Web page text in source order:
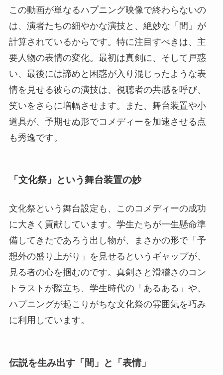
この動画が単なるハプニング映像で終わらないの
は、演者たちの細やかな演技と、絶妙な「間」が
計算されているからです。特に注目すべきは、主
要人物の表情の変化。最初は真剣に、そして戸惑
い、最後には諦めと困惑が入り混じったような表
情を見せる彼らの演技は、視聴者の共感を呼び、
笑いをさらに増幅させます。また、舞台装置や小
道具が、予期せぬ形でコメディーを加速させる点
も秀逸です。
「文化祭」という舞台装置の妙
文化祭という舞台設定も、このコメディーの成功
に大きく貢献しています。学生たちが一生懸命準
備してきたであろう出し物が、まさかの形で「予
想外の盛り上がり」を見せるというギャップが、
見る者の心を掴むのです。真剣さと滑稽さのコン
トラストが際立ち、学生時代の「あるある」や、
ハプニングが起こりがちな文化祭の雰囲気を巧み
に利用しています。
伝説を生み出す「間」と「表情」